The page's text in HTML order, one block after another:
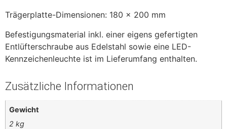
Trägerplatte-Dimensionen: 180 x 200 mm
Befestigungsmaterial inkl. einer eigens gefertigten
Entlüfterschraube aus Edelstahl sowie eine LED-
Kennzeichenleuchte ist im Lieferumfang enthalten.
Zusätzliche Informationen
Gewicht
2 kg